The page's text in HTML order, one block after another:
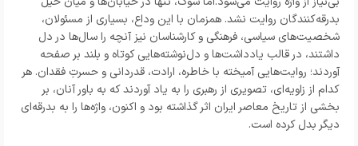
بدرقه‌کنندگان روایت نشد. همزمان با این وداع، بسیاری از مسئولان،
شخصیت‌های سیاسی، فرهنگی و کارشناسان نیز آنچه را سال‌ها در دل
داشتند، در قالب یادداشت‌ها و دل‌نوشته‌هایی کوتاه و بلند بر صفحه
آوردند؛ روایت‌هایی آمیخته با خاطره، ارادت، قدردانی و حسرتِ فقدان. هر
کدام از زاویه‌ای، تصویری از رهبری را به یاد آوردند که به باور آنان، بر
بخشی از تاریخ معاصر ایران اثر گذاشته بود و اکنون، واژه‌ها را به بدرقه‌ای
دیگر بدل کرده است.